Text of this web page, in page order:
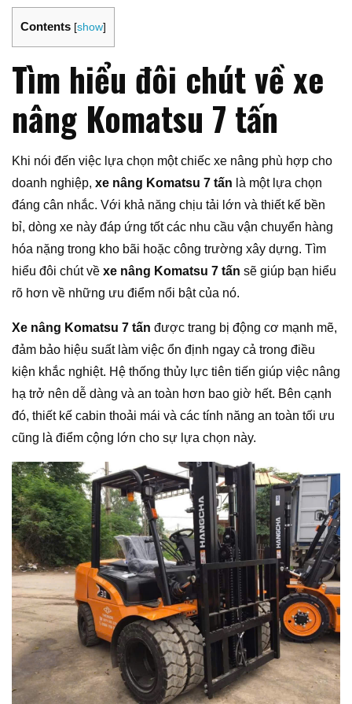
Contents [show]
Tìm hiểu đôi chút về xe
nâng Komatsu 7 tấn
Khi nói đến việc lựa chọn một chiếc xe nâng phù hợp cho
doanh nghiệp, xe nâng Komatsu 7 tấn là một lựa chọn
đáng cân nhắc. Với khả năng chịu tải lớn và thiết kế bền
bỉ, dòng xe này đáp ứng tốt các nhu cầu vận chuyển hàng
hóa nặng trong kho bãi hoặc công trường xây dựng. Tìm
hiểu đôi chút về xe nâng Komatsu 7 tấn sẽ giúp bạn hiểu
rõ hơn về những ưu điểm nổi bật của nó.
Xe nâng Komatsu 7 tấn được trang bị động cơ mạnh mẽ,
đảm bảo hiệu suất làm việc ổn định ngay cả trong điều
kiện khắc nghiệt. Hệ thống thủy lực tiên tiến giúp việc nâng
hạ trở nên dễ dàng và an toàn hơn bao giờ hết. Bên cạnh
đó, thiết kế cabin thoải mái và các tính năng an toàn tối ưu
cũng là điểm cộng lớn cho sự lựa chọn này.